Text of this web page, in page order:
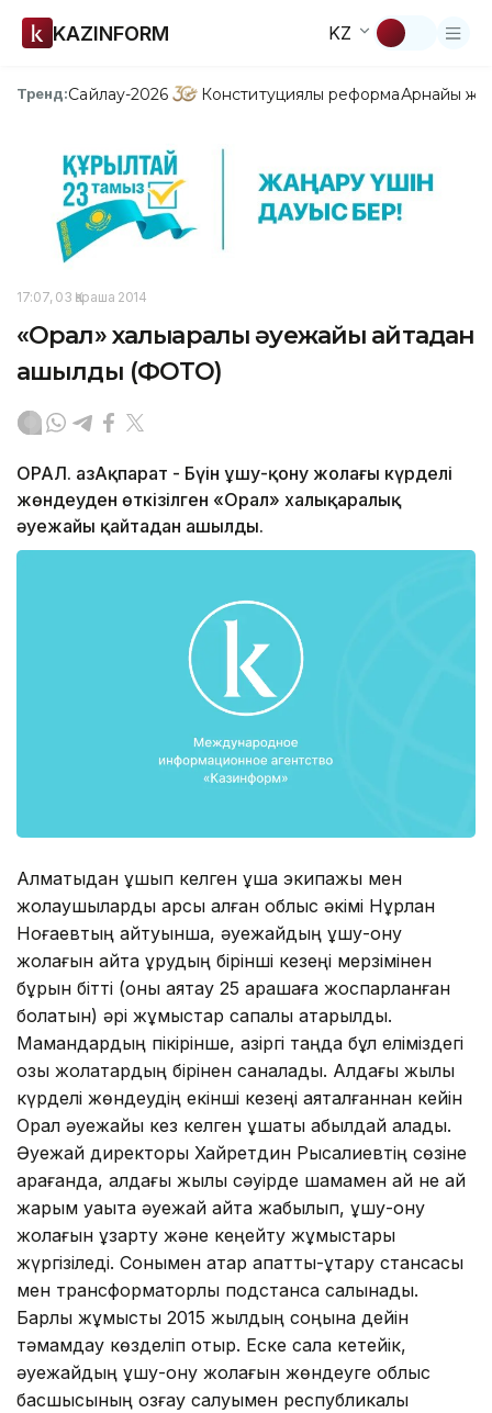
KAZINFORM KZ
Тренд:Сайлау-2026 Конституциялық реформаАрнайы
17:07, 03 Қараша 2014
«Орал» халықаралық әуежайы қайтадан
ашылды (ФОТО)
ОРАЛ. ҚазАқпарат - Бүін ұшу-қону жолағы күрделі
жөндеуден өткізілген «Орал» халықаралық
әуежайы қайтадан ашылды.
Алматыдан ұшып келген ұшақ экипажы мен
жолаушыларды қарсы алған облыс әкімі Нұрлан
Ноғаевтың айтуынша, әуежайдың ұшу-қону
жолағын қайта құрудың бірінші кезеңі мерзімінен
бұрын бітті (оны аяқтау 25 қарашаға жоспарланған
болатын) әрі жұмыстар сапалы атқарылды.
Мамандардың пікірінше, қазіргі таңда бұл еліміздегі
озық жолақтардың бірінен саналады. Алдағы жылы
күрделі жөндеудің екінші кезеңі аяқталғаннан кейін
Орал әуежайы кез келген ұшақты қабылдай алады.
Әуежай директоры Хайретдин Рысқалиевтің сөзіне
қарағанда, алдағы жылы сәуірде шамамен ай не ай
жарым уақытқа әуежай қайта жабылып, ұшу-қону
жолағын ұзарту және кеңейту жұмыстары
жүргізіледі. Сонымен қатар апаттық-құтқару стансасы
мен трансформаторлық подстанса салынады.
Барлық жұмысты 2015 жылдың соңына дейін
тәмамдау көзделіп отыр. Еске сала кетейік,
әуежайдың ұшу-қону жолағын жөндеуге облыс
басшысының қозғау салуымен республикалық